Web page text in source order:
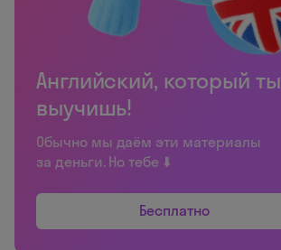
Английский, который ты
выучишь!
Обычно мы даём эти материалы
за деньги. Но тебе ⬇️
Бесплатно